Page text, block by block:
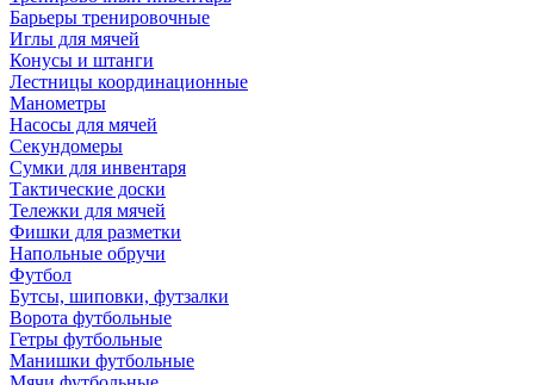
Барьеры тренировочные
Иглы для мячей
Конусы и штанги
Лестницы координационные
Манометры
Насосы для мячей
Секундомеры
Сумки для инвентаря
Тактические доски
Тележки для мячей
Фишки для разметки
Напольные обручи
Футбол
Бутсы, шиповки, футзалки
Ворота футбольные
Гетры футбольные
Манишки футбольные